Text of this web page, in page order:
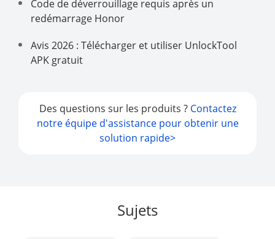
Code de déverrouillage requis après un
redémarrage Honor
Avis 2026 : Télécharger et utiliser UnlockTool
APK gratuit
Des questions sur les produits ? Contactez
notre équipe d'assistance pour obtenir une
solution rapide>
Sujets